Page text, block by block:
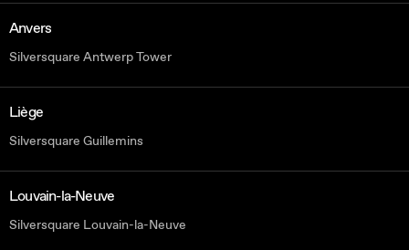
Anvers
Silversquare Antwerp Tower
Liège
Silversquare Guillemins
Louvain-la-Neuve
Silversquare Louvain-la-Neuve